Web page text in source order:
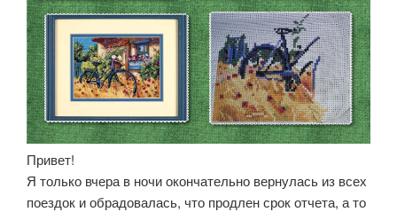
Привет!
Я только вчера в ночи окончательно вернулась из всех
поездок и обрадовалась, что продлен срок отчета, а то